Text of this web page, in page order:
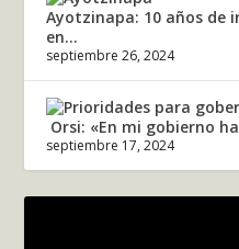
Ayotzinapa: 10 años de
en...
septiembre 26, 2024
Orsi: «En mi gobierno
septiembre 17, 2024